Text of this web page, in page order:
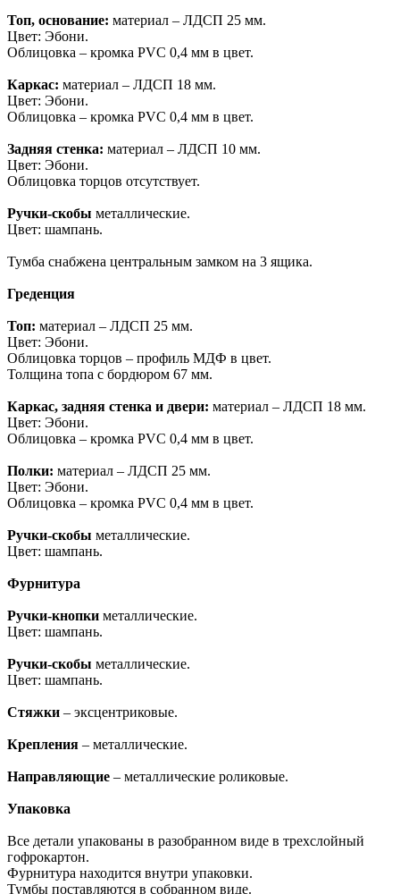
Топ, основание: материал – ЛДСП 25 мм.
Цвет: Эбони.
Облицовка – кромка PVC 0,4 мм в цвет.
Каркас: материал – ЛДСП 18 мм.
Цвет: Эбони.
Облицовка – кромка PVC 0,4 мм в цвет.
Задняя стенка: материал – ЛДСП 10 мм.
Цвет: Эбони.
Облицовка торцов отсутствует.
Ручки-скобы металлические.
Цвет: шампань.
Тумба снабжена центральным замком на 3 ящика.
Греденция
Топ: материал – ЛДСП 25 мм.
Цвет: Эбони.
Облицовка торцов – профиль МДФ в цвет.
Толщина топа с бордюром 67 мм.
Каркас, задняя стенка и двери: материал – ЛДСП 18 мм.
Цвет: Эбони.
Облицовка – кромка PVC 0,4 мм в цвет.
Полки: материал – ЛДСП 25 мм.
Цвет: Эбони.
Облицовка – кромка PVC 0,4 мм в цвет.
Ручки-скобы металлические.
Цвет: шампань.
Фурнитура
Ручки-кнопки металлические.
Цвет: шампань.
Ручки-скобы металлические.
Цвет: шампань.
Стяжки – эксцентриковые.
Крепления – металлические.
Направляющие – металлические роликовые.
Упаковка
Все детали упакованы в разобранном виде в трехслойный
гофрокартон.
Фурнитура находится внутри упаковки.
Тумбы поставляются в собранном виде.